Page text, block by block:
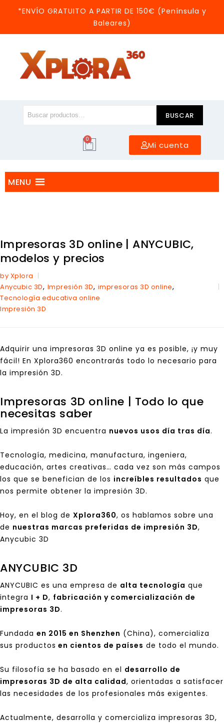
*ENVÍO GRATUITO A PARTIR DE 150€ (Península y
Baleares)
BUSCAR
0
Mi cuenta
MENU
Impresoras 3D online | ANYCUBIC,
modelos y precios
by Xplora
Anycubic 3D, Impresión 3D, impresoras 3D online,
Tecnología educativa online
Impresión 3D
Adquirir una impresoras 3D online ya es posible, ¡y muy
fácil! En Xplora360 encontrarás todo lo necesario para
la impresión 3D.
Impresoras 3D online | Todo lo que
necesitas saber
La impresión 3D encuentra nuevos usos día tras día.
Tecnología, medicina, manufactura, ingeniera,
educación, artes creativas… cada vez son más campos
los que se benefician de los increíbles resultados que
nos permite obtener la impresión 3D.
Hoy, en el blog de Xplora360, os hablamos sobre una
de nuestras marcas preferidas de impresión 3D,
Anycubic 3D
ANYCUBIC 3D
ANYCUBIC es una empresa de alta tecnología que
integra I + D, fabricación y comercialización de
impresoras 3D.
Fundada en 2015 en Shenzhen (China), comercializa
sus productos en cientos de países de todo el mundo.
Su filosofía se ha basado en el desarrollo de
impresoras 3D de alta calidad, orientadas a satisfacer
las necesidades de los profesionales más exigentes.
Actualmente, desarrolla y comercializa impresoras 3D,